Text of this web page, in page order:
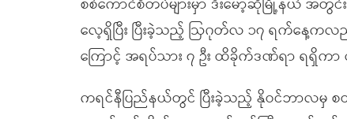
စစ်ကောင်စီတပ်များမှာ ဒီးမော့ဆိုမြို့နယ် အတွင်
လေ့ရှိပြီး ပြီးခဲ့သည့် ဩဂုတ်လ ၁၇ ရက်နေ့ကလ
ကြောင့် အရပ်သား ၇ ဦး ထိခိုက်ဒဏ်ရာ ရရှိက
ကရင်နီပြည်နယ်တွင် ပြီးခဲ့သည့် နိုဝင်ဘာလမှ